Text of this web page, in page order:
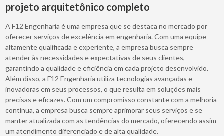
projeto arquitetônico completo
A F12 Engenharia é uma empresa que se destaca no mercado por
oferecer serviços de excelência em engenharia. Com uma equipe
altamente qualificada e experiente, a empresa busca sempre
atender às necessidades e expectativas de seus clientes,
garantindo a qualidade e eficiência em cada projeto desenvolvido.
Além disso, a F12 Engenharia utiliza tecnologias avançadas e
inovadoras em seus processos, o que resulta em soluções mais
precisas e eficazes. Com um compromisso constante com a melhoria
contínua, a empresa busca sempre aprimorar seus serviços e se
manter atualizada com as tendências do mercado, oferecendo assim
um atendimento diferenciado e de alta qualidade.